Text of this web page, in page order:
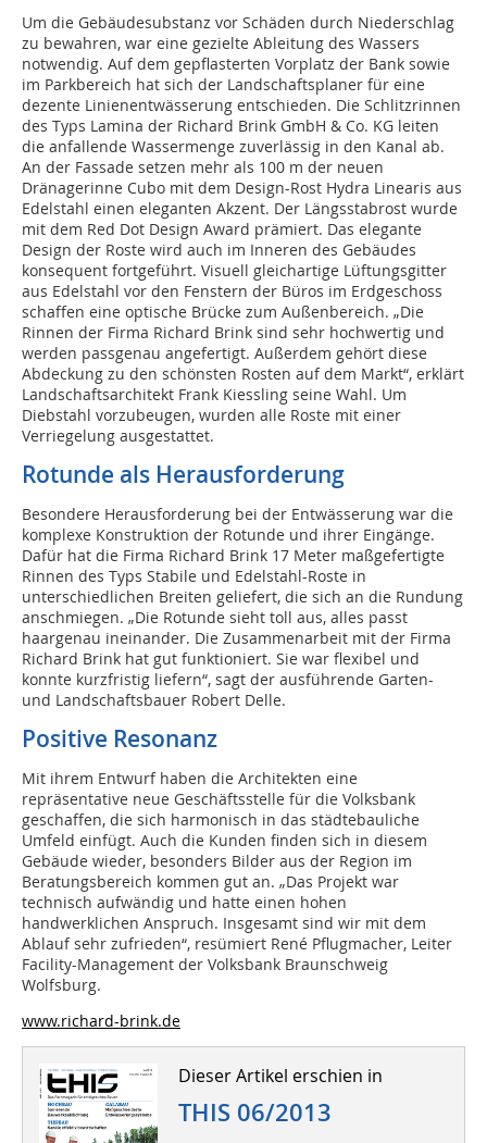
Um die Gebäudesubstanz vor Schäden durch Niederschlag
zu bewahren, war eine gezielte Ableitung des Wassers
notwendig. Auf dem gepflasterten Vorplatz der Bank sowie
im Parkbereich hat sich der Landschaftsplaner für eine
dezente Linienentwässerung entschieden. Die Schlitzrinnen
des Typs Lamina der Richard Brink GmbH & Co. KG leiten
die anfallende Wassermenge zuverlässig in den Kanal ab.
An der Fassade setzen mehr als 100 m der neuen
Dränagerinne Cubo mit dem Design-Rost Hydra Linearis aus
Edelstahl einen eleganten Akzent. Der Längsstabrost wurde
mit dem Red Dot Design Award prämiert. Das elegante
Design der Roste wird auch im Inneren des Gebäudes
konsequent fortgeführt. Visuell gleichartige Lüftungsgitter
aus Edelstahl vor den Fenstern der Büros im Erdgeschoss
schaffen eine optische Brücke zum Außenbereich. „Die
Rinnen der Firma Richard Brink sind sehr hochwertig und
werden passgenau angefertigt. Außerdem gehört diese
Abdeckung zu den schönsten Rosten auf dem Markt“, erklärt
Landschaftsarchitekt Frank Kiessling seine Wahl. Um
Diebstahl vorzubeugen, wurden alle Roste mit einer
Verriegelung ausgestattet.
Rotunde als Herausforderung
Besondere Herausforderung bei der Entwässerung war die
komplexe Konstruktion der Rotunde und ihrer Eingänge.
Dafür hat die Firma Richard Brink 17 Meter maßgefertigte
Rinnen des Typs Stabile und Edelstahl-Roste in
unterschiedlichen Breiten geliefert, die sich an die Rundung
anschmiegen. „Die Rotunde sieht toll aus, alles passt
haargenau ineinander. Die Zusammenarbeit mit der Firma
Richard Brink hat gut funktioniert. Sie war flexibel und
konnte kurzfristig liefern“, sagt der ausführende Garten-
und Landschaftsbauer Robert Delle.
Positive Resonanz
Mit ihrem Entwurf haben die Architekten eine
repräsentative neue Geschäftsstelle für die Volksbank
geschaffen, die sich harmonisch in das städtebauliche
Umfeld einfügt. Auch die Kunden finden sich in diesem
Gebäude wieder, besonders Bilder aus der Region im
Beratungsbereich kommen gut an. „Das Projekt war
technisch aufwändig und hatte einen hohen
handwerklichen Anspruch. Insgesamt sind wir mit dem
Ablauf sehr zufrieden“, resümiert René Pflugmacher, Leiter
Facility-Management der Volksbank Braunschweig
Wolfsburg.
www.richard-brink.de
Dieser Artikel erschien in
THIS 06/2013